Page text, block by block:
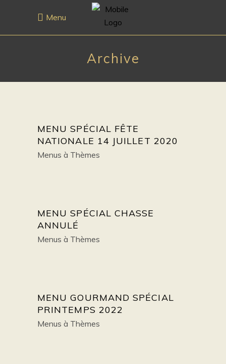
Menu
Archive
MENU SPÉCIAL FÊTE
NATIONALE 14 JUILLET 2020
Menus à Thèmes
MENU SPÉCIAL CHASSE
ANNULÉ
Menus à Thèmes
MENU GOURMAND SPÉCIAL
PRINTEMPS 2022
Menus à Thèmes